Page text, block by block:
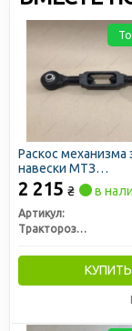
Раскос механизма
навески МТЗ
нерегулируемый
Руслан-Комплект)
2 215 ₴ в
Артикул:
Тракторозапчасть г. Ромны
КУПИТЬ